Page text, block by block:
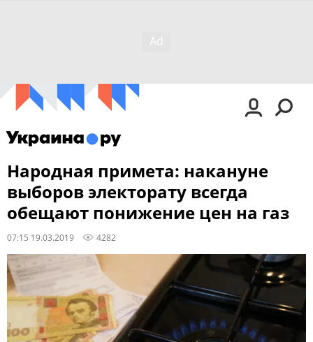
Народная примета: накануне
выборов электорату всегда
обещают понижение цен на газ
07:15 19.03.2019 4282